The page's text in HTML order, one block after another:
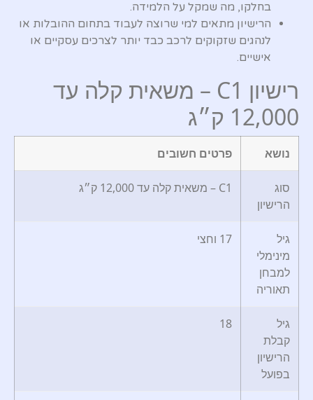
בחלקו, מה שמקל על הלמידה.
הרישיון מתאים למי שרוצה לעבוד בתחום ההובלות או
לנהגים שזקוקים לרכב כבד יותר לצרכים עסקיים או
אישיים.
רישיון C1 – משאית קלה עד
12,000 ק״ג
נושא פרטים חשובים
סוג
הרישיון
C1 – משאית קלה עד 12,000 ק״ג
גיל
מינימלי
למבחן
תאוריה
17 וחצי
גיל
קבלת
הרישיון
בפועל
18